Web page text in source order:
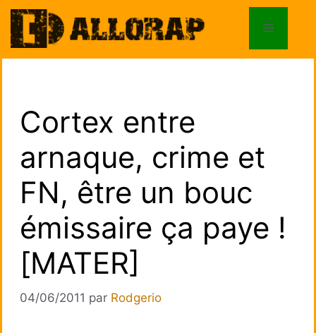
Aller
au
contenu
Menu
Cortex entre
arnaque, crime et
FN, être un bouc
émissaire ça paye !
[MATER]
04/06/2011 par Rodgerio